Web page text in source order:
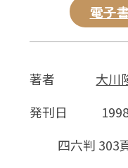
電子
著者
大川
発刊日
四六判 303